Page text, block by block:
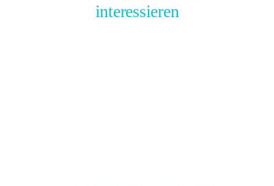
interessieren